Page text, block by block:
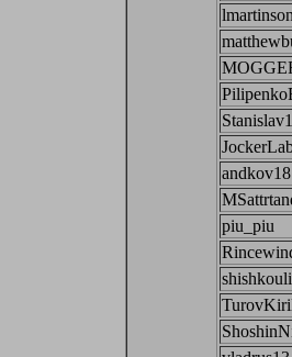
Stanislav1
andkov18
piu_piu